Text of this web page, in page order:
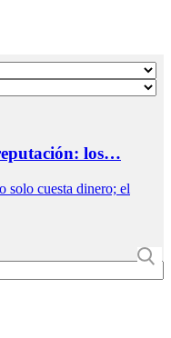
los…
solo cuesta dinero; el